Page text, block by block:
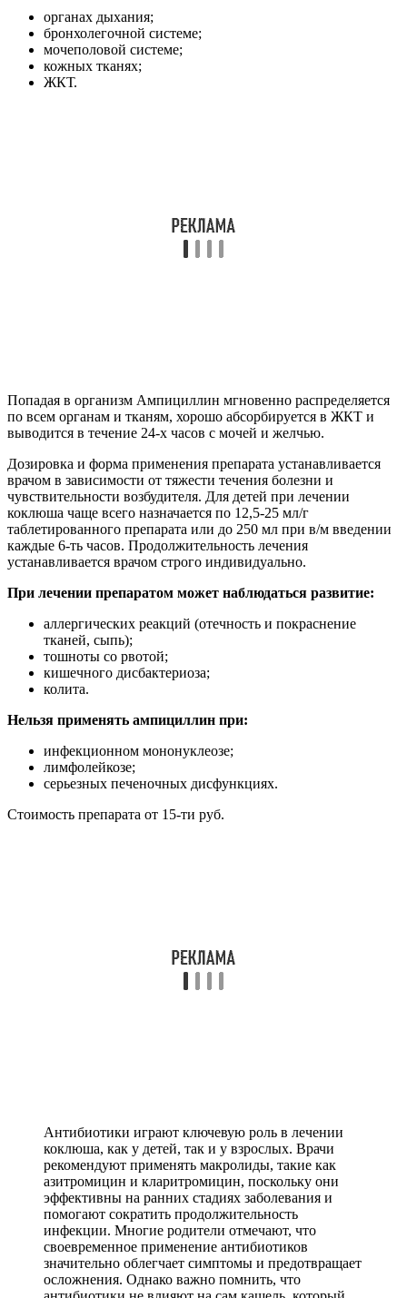
органах дыхания;
бронхолегочной системе;
мочеполовой системе;
кожных тканях;
ЖКТ.
Попадая в организм Ампициллин мгновенно распределяется
по всем органам и тканям, хорошо абсорбируется в ЖКТ и
выводится в течение 24-х часов с мочей и желчью.
Дозировка и форма применения препарата устанавливается
врачом в зависимости от тяжести течения болезни и
чувствительности возбудителя. Для детей при лечении
коклюша чаще всего назначается по 12,5-25 мл/г
таблетированного препарата или до 250 мл при в/м введении
каждые 6-ть часов. Продолжительность лечения
устанавливается врачом строго индивидуально.
При лечении препаратом может наблюдаться развитие:
аллергических реакций (отечность и покраснение
тканей, сыпь);
тошноты со рвотой;
кишечного дисбактериоза;
колита.
Нельзя применять ампициллин при:
инфекционном мононуклеозе;
лимфолейкозе;
серьезных печеночных дисфункциях.
Стоимость препарата от 15-ти руб.
Антибиотики играют ключевую роль в лечении
коклюша, как у детей, так и у взрослых. Врачи
рекомендуют применять макролиды, такие как
азитромицин и кларитромицин, поскольку они
эффективны на ранних стадиях заболевания и
помогают сократить продолжительность
инфекции. Многие родители отмечают, что
своевременное применение антибиотиков
значительно облегчает симптомы и предотвращает
осложнения. Однако важно помнить, что